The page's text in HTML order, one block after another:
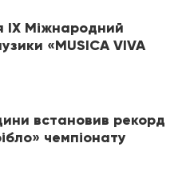
IX Міжнародний
«MUSICA VIVA
встановив рекорд
чемпіонату